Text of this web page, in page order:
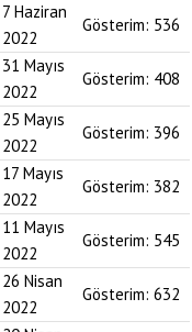
7 Haziran
2022
Gösterim: 536
31 Mayıs
2022
Gösterim: 408
25 Mayıs
2022
Gösterim: 396
17 Mayıs
2022
Gösterim: 382
11 Mayıs
2022
Gösterim: 545
26 Nisan
2022
Gösterim: 632